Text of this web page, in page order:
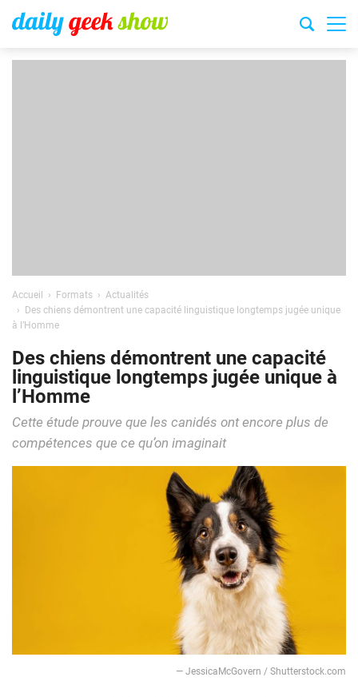
Accueil Formats
Actualités
Des chiens démontrent une capacité linguistique longtemps jugée unique
à l’Homme
Des chiens démontrent une capacité
linguistique longtemps jugée unique à
l’Homme
Cette étude prouve que les canidés ont encore plus de
compétences que ce qu’on imaginait
— JessicaMcGovern / Shutterstock.com